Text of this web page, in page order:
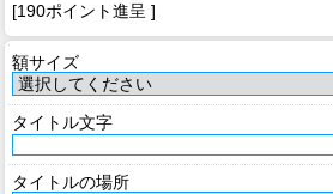
[190ポイント進呈 ]
額サイズ
タイトル文字
タイトルの場所